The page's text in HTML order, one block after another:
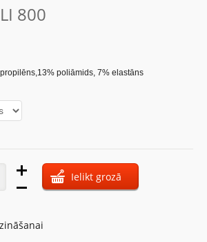
800
poliāmids, 7% elastāns
Ielikt grozā